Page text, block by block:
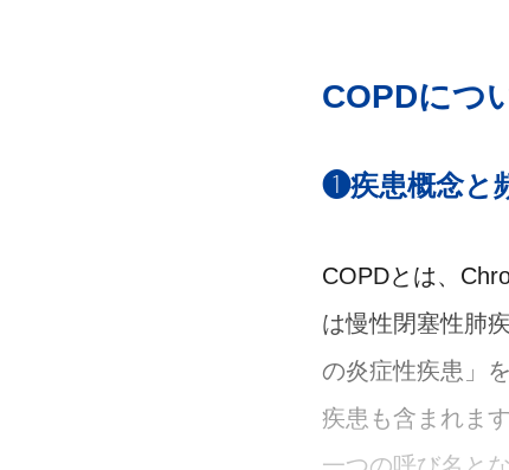
COPDにつ
❶疾患概念と
COPDとは、
は慢性閉塞性肺
の炎症性疾患」
疾患も含まれま